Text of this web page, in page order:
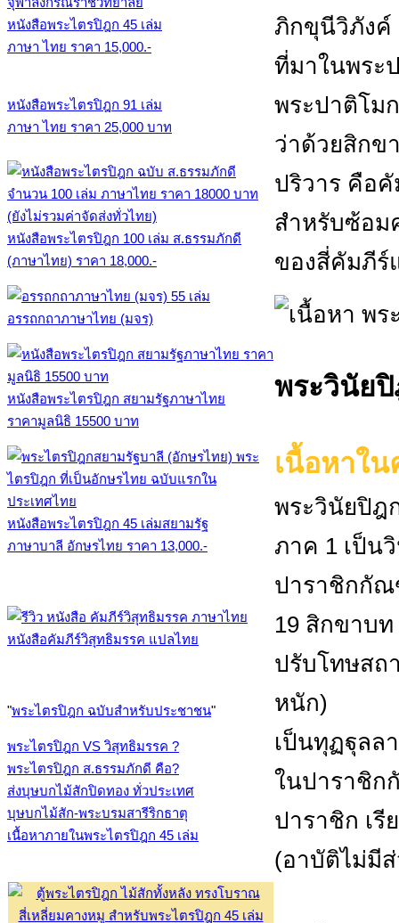
หนังสือพระไตรปิฎก 45 เล่ม
ภาษา ไทย ราคา 15,000.-
หนังสือพระไตรปิฎก 91 เล่ม
ภาษา ไทย ราคา 25,000 บาท
หนังสือพระไตรปิฎก 100 เล่ม ส.ธรรมภักดี
(ภาษาไทย) ราคา 18,000.-
อรรถกถาภาษาไทย (มจร)
หนังสือพระไตรปิฎก สยามรัฐภาษาไทย
ราคามูลนิธิ 15500 บาท
หนังสือพระไตรปิฎก 45 เล่มสยามรัฐ
ภาษาบาลี อักษรไทย ราคา 13,000.-
หนังสือคัมภีร์วิสุทธิมรรค แปลไทย
"พระไตรปิฎก ฉบับสำหรับประชาชน"
พระไตรปิฎก VS วิสุทธิมรรค ?
พระไตรปิฎก ส.ธรรมภักดี คือ?
ส่งบุษบกไม้สักปิดทอง ทั่วประเทศ
บุษบกไม้สัก-พระบรมสารีริกธาตุ
เนื้อหาภายในพระไตรปิฎก 45 เล่ม
ภิกขุนีวิภังค์
ที่มาในพระ
พระปาติโม
ว่าด้วยสิกข
ปริวาร คือ
สำหรับซ้อม
ของสี่คัมภีร์
พระวินัย
เนื้อหาใ
พระวินัยปิฎ
ภาค 1 เป็น
ปาราชิกกั
19 สิกขาบ
ปรับโทษสถ
หนัก)
เป็นทุฏฐุลล
ในปาราชิ
ปาราชิก เรี
(อาบัติไม่มี